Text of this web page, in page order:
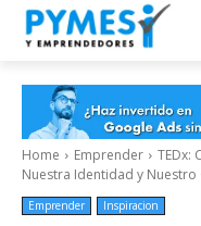
Home Emprender
TEDx:
Nuestra Identidad y Nuestro
Emprender Inspiracion